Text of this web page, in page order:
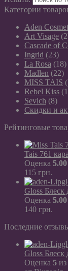
Категории
Aden
Art Visage
Cascade of
Ingrid (23)
La Rosa (18)
Madlen (22)
MISS TAIS
Rebel Kiss
Sevich (8)
Скидки и
Рейтинговые
Tais 761
Оценка 5.00
115 грн.
Gloss Блеск
Оценка 5.00
140 грн.
Последние
Gloss Блеск
Оценка 5